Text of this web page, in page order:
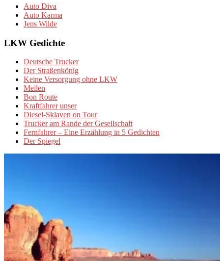
Auto Diva
Auto Karma
Jens Wilde
LKW Gedichte
Deutsche Trucker
Der Straßenkönig
Keine Versorgung ohne LKW
Meilen
Bon Route
Kraftfahrer unser
Diesel-Sklaven on Tour
Trucker am Rande der Gesellschaft
Fernfahrer – Eine Erzählung in 5 Gedichten
Der Spiegel